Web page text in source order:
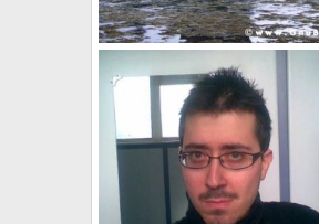
Le Foto dei Membri!
Avalon
18 Novembre 2009
2